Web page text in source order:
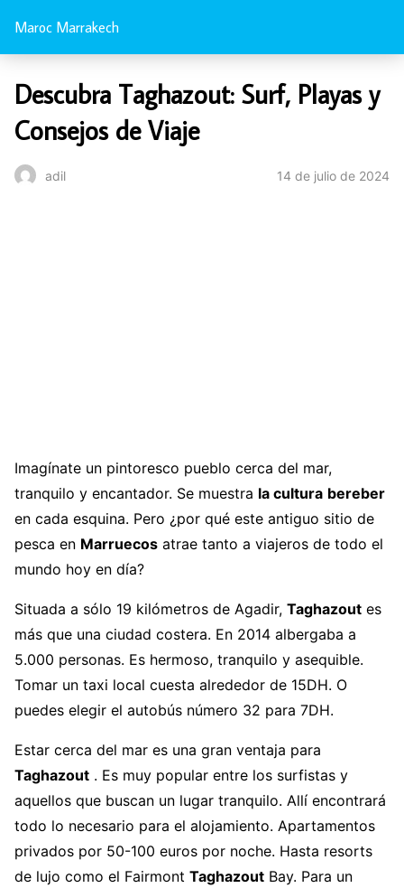
Maroc Marrakech
Descubra Taghazout: Surf, Playas y
Consejos de Viaje
adil 14 de julio de 2024
Imagínate un pintoresco pueblo cerca del mar,
tranquilo y encantador. Se muestra la cultura bereber
en cada esquina. Pero ¿por qué este antiguo sitio de
pesca en Marruecos atrae tanto a viajeros de todo el
mundo hoy en día?
Situada a sólo 19 kilómetros de Agadir, Taghazout es
más que una ciudad costera. En 2014 albergaba a
5.000 personas. Es hermoso, tranquilo y asequible.
Tomar un taxi local cuesta alrededor de 15DH. O
puedes elegir el autobús número 32 para 7DH.
Estar cerca del mar es una gran ventaja para
Taghazout . Es muy popular entre los surfistas y
aquellos que buscan un lugar tranquilo. Allí encontrará
todo lo necesario para el alojamiento. Apartamentos
privados por 50-100 euros por noche. Hasta resorts
de lujo como el Fairmont Taghazout Bay. Para un